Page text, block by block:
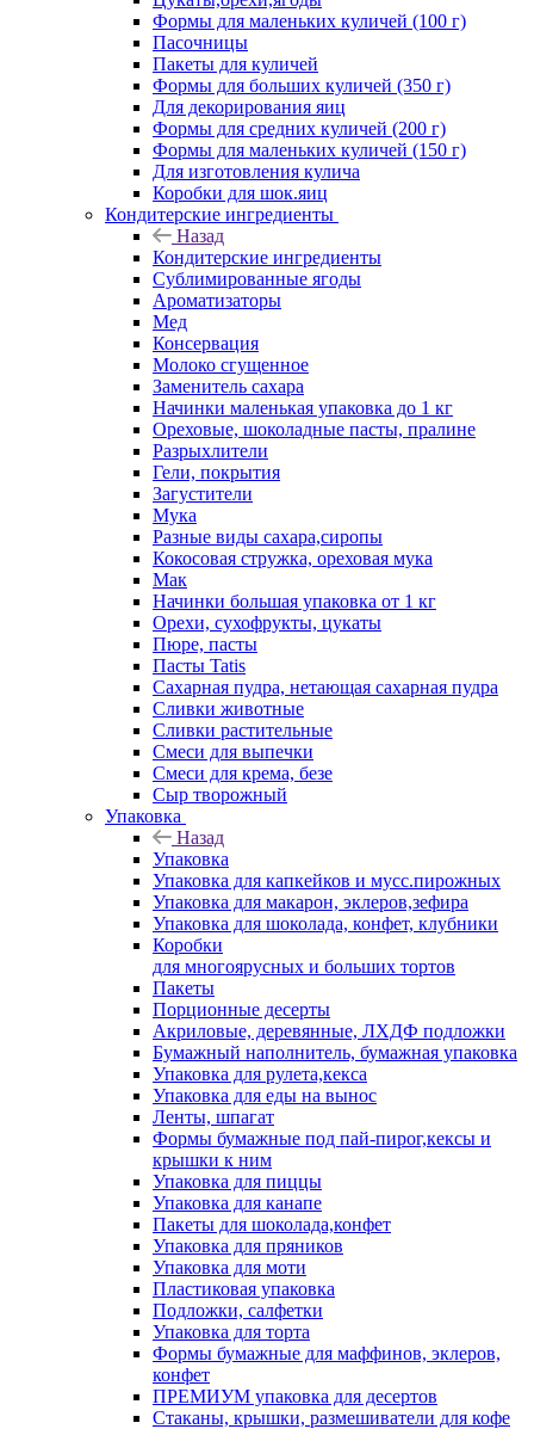
Формы для маленьких куличей (100 г)
Пасочницы
Пакеты для куличей
Формы для больших куличей (350 г)
Для декорирования яиц
Формы для средних куличей (200 г)
Формы для маленьких куличей (150 г)
Для изготовления кулича
Коробки для шок.яиц
Кондитерские ингредиенты
Назад
Кондитерские ингредиенты
Сублимированные ягоды
Ароматизаторы
Мед
Консервация
Молоко сгущенное
Заменитель сахара
Начинки маленькая упаковка до 1 кг
Ореховые, шоколадные пасты, пралине
Разрыхлители
Гели, покрытия
Загустители
Мука
Разные виды сахара,сиропы
Кокосовая стружка, ореховая мука
Мак
Начинки большая упаковка от 1 кг
Орехи, сухофрукты, цукаты
Пюре, пасты
Пасты Tatis
Сахарная пудра, нетающая сахарная пудра
Сливки животные
Сливки растительные
Смеси для выпечки
Смеси для крема, безе
Сыр творожный
Упаковка
Назад
Упаковка
Упаковка для капкейков и мусс.пирожных
Упаковка для макарон, эклеров,зефира
Упаковка для шоколада, конфет, клубники
Коробки
для многоярусных и больших тортов
Пакеты
Порционные десерты
Акриловые, деревянные, ЛХДФ подложки
Бумажный наполнитель, бумажная упаковка
Упаковка для рулета,кекса
Упаковка для еды на вынос
Ленты, шпагат
Формы бумажные под пай-пирог,кексы и
крышки к ним
Упаковка для пиццы
Упаковка для канапе
Пакеты для шоколада,конфет
Упаковка для пряников
Упаковка для моти
Пластиковая упаковка
Подложки, салфетки
Упаковка для торта
Формы бумажные для маффинов, эклеров,
конфет
ПРЕМИУМ упаковка для десертов
Стаканы, крышки, размешиватели для кофе